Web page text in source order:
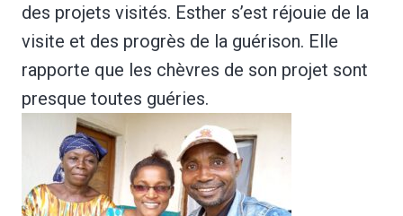
des projets visités. Esther s’est réjouie de la
visite et des progrès de la guérison. Elle
rapporte que les chèvres de son projet sont
presque toutes guéries.